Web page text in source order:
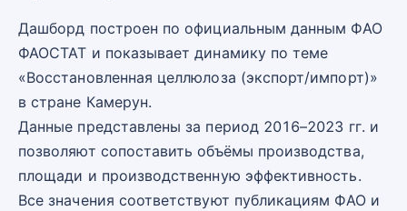
Дашборд построен по официальным данным ФАО
ФАОСТАТ и показывает динамику по теме
«Восстановленная целлюлоза (экспорт/импорт)»
в стране Камерун.
Данные представлены за период 2016–2023 гг. и
позволяют сопоставить объёмы производства,
площади и производственную эффективность.
Все значения соответствуют публикациям ФАО и